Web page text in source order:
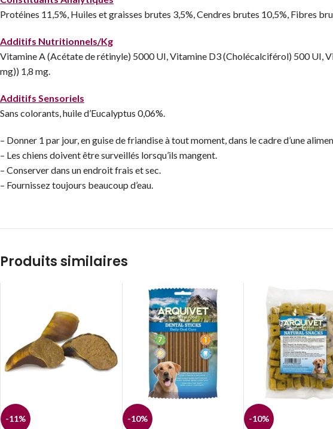
Protéines 11,5%, Huiles et graisses brutes 3,5%, Cendres brutes 10,5%, Fibres
Additifs Nutritionnels/Kg
Vitamine A (Acétate de rétinyle) 5000 UI, Vitamine D3 (Cholécalciférol) 500 UI,
mg)) 1,8 mg.
Additifs Sensoriels
Sans colorants, huile d’Eucalyptus 0,06%.
– Donner 1 par jour, en guise de friandise à tout moment, dans le cadre d’une
– Les chiens doivent être surveillés lorsqu’ils mangent.
– Conserver dans un endroit frais et sec.
– Fournissez toujours beaucoup d’eau.
Produits similaires
-11% -10% -10%